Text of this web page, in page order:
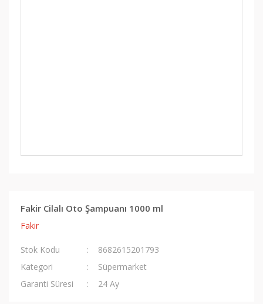
Fakir Cilalı Oto Şampuanı 1000 ml
Fakir
Stok Kodu
8682615201793
Kategori
Süpermarket
Garanti Süresi
24 Ay